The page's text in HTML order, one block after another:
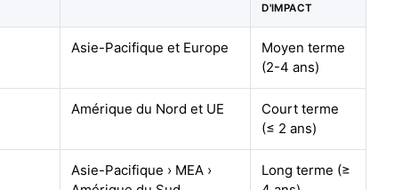
D'IMPACT
Asie-Pacifique et Europe
Moyen terme
(2-4 ans)
Amérique du Nord et UE
Court terme
(≤ 2 ans)
Asie-Pacifique › MEA ›
Long terme (≥